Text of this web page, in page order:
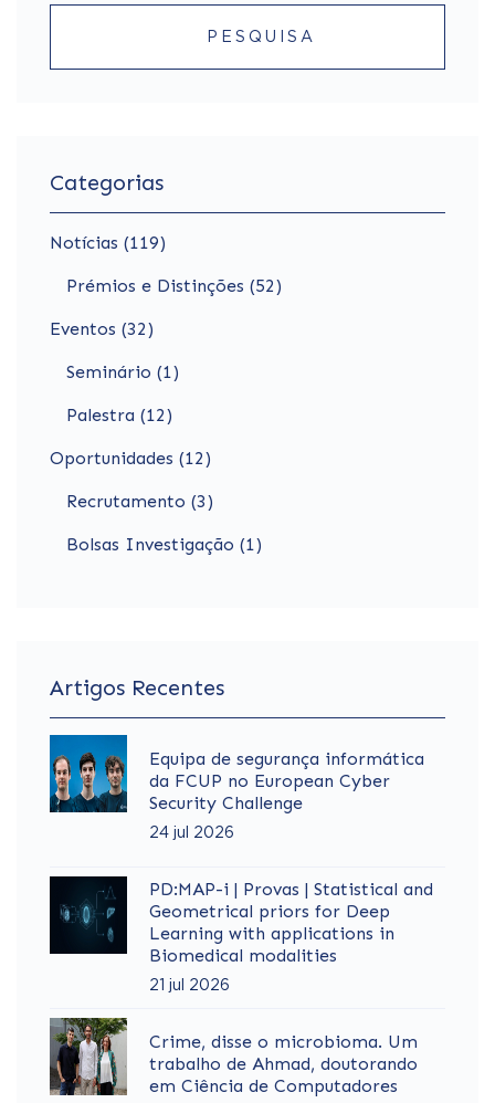
PESQUISA
Categorias
Notícias (119)
Prémios e Distinções (52)
Eventos (32)
Seminário (1)
Palestra (12)
Oportunidades (12)
Recrutamento (3)
Bolsas Investigação (1)
Artigos Recentes
Equipa de segurança informática
da FCUP no European Cyber
Security Challenge
24 jul 2026
PD:MAP-i | Provas | Statistical and
Geometrical priors for Deep
Learning with applications in
Biomedical modalities
21 jul 2026
Crime, disse o microbioma. Um
trabalho de Ahmad, doutorando
em Ciência de Computadores